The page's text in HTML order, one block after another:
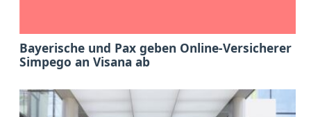
Bayerische und Pax geben Online-Versicherer
Simpego an Visana ab